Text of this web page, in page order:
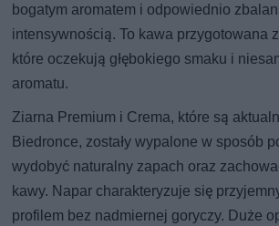
bogatym aromatem i odpowiednio
intensywnością. To kawa przygotowana
które oczekują głębokiego smaku i
aromatu.
Ziarna Premium i Crema, które są
Biedronce, zostały wypalone w sposób
wydobyć naturalny zapach oraz
kawy. Napar charakteryzuje się
profilem bez nadmiernej goryczy. Duże